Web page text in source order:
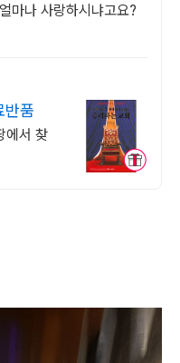
마나 사랑하시냐고요?
반품
에서 찾